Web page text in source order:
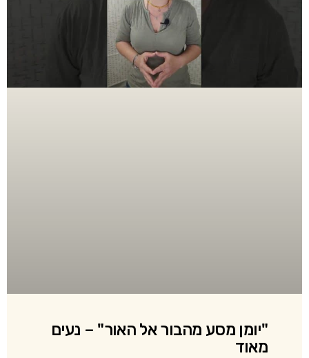
"יומן מסע מהבור אל האור" – נעים
מאוד